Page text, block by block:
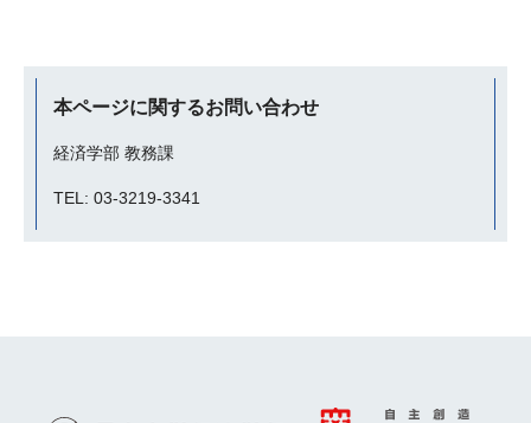
本ページに関するお問い合わせ
経済学部 教務課
TEL: 03-3219-3341